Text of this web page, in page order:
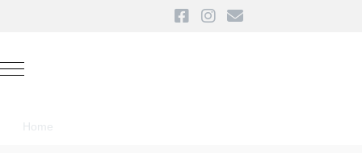
Mobile Menu Toggle
Home